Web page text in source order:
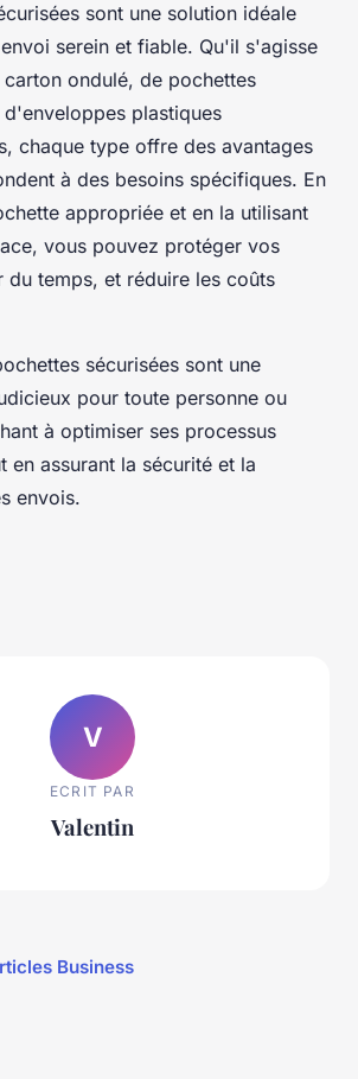
sont une solution idéale
serein et fiable. Qu'il s'agisse
ondulé, de pochettes
d'enveloppes plastiques
chaque type offre des avantages
à des besoins spécifiques. En
appropriée et en la utilisant
vous pouvez protéger vos
du temps, et réduire les coûts
sécurisées sont une
pour toute personne ou
à optimiser ses processus
en assurant la sécurité et la
envois.
V
ECRIT PAR
Valentin
Business